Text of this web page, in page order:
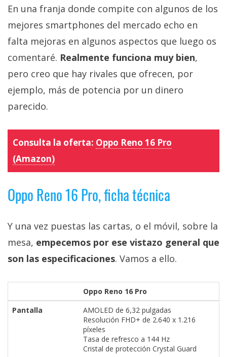
En una franja donde compite con algunos de los
mejores smartphones del mercado echo en
falta mejoras en algunos aspectos que luego os
comentaré. Realmente funciona muy bien,
pero creo que hay rivales que ofrecen, por
ejemplo, más de potencia por un dinero
parecido.
Consulta la oferta: Oppo Reno 16 Pro
(Amazon)
Oppo Reno 16 Pro, ficha técnica
Y una vez puestas las cartas, o el móvil, sobre la
mesa, empecemos por ese vistazo general que
son las especificaciones. Vamos a ello.
Oppo Reno 16 Pro
Pantalla
AMOLED de 6,32 pulgadas
Resolución FHD+ de 2.640 x 1.216
píxeles
Tasa de refresco a 144 Hz
Cristal de protección Crystal Guard